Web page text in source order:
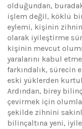
olduğundan,
işlem değil, köklü
eylemi, kişinin
olarak iyileştirme
kişinin mevcut
yaralarını kabul
farkındalık, sürecin
eski yüklerden
Ardından, birey
çevirmek için
şekilde zihnini
bilinçaltına yeni,